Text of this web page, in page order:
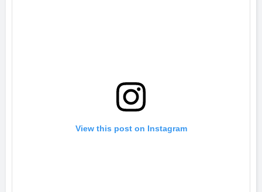
View this post on Instagram